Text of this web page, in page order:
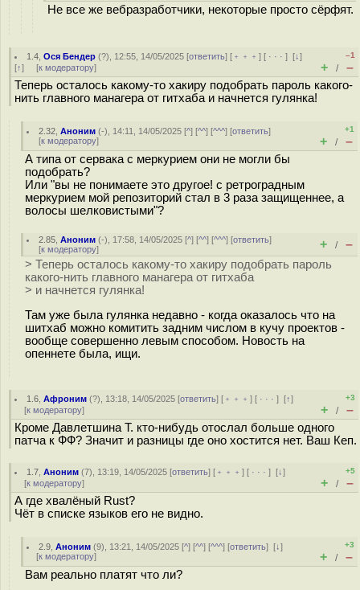
Не все же вебразработчики, некоторые просто сёрфят.
1.4 ,Ося Бендер (?), 12:55, 14/05/2025 [ответить] [ ﹢﹢﹢] [ · · ·][↓]
[↑] [к модератору]
–1
+ / –
Теперь осталось какому-то хакиру подобрать пароль какого-
нить главного манагера от гитхаба и начнется гулянка!
2.32 ,Аноним (-), 14:11, 14/05/2025 [^] [^^] [^^^] [ответить]
[к модератору]
+1
+ / –
А типа от сервака с меркурием они не могли бы
подобрать?
Или "вы не понимаете это другое! с ретроградным
меркурием мой репозиторий стал в 3 раза защищеннее, а
волосы шелковистыми"?
2.85 ,Аноним (-), 17:58, 14/05/2025 [^] [^^] [^^^] [ответить]
[к модератору] + / –
> Теперь осталось какому-то хакиру подобрать пароль
какого-нить главного манагера от гитхаба
> и начнется гулянка!
Там уже была гулянка недавно - когда оказалось что на
шитхаб можно комитить задним числом в кучу проектов -
вообще совершенно левым способом. Новость на
опеннете была, ищи.
1.6 ,Афроним (?), 13:18, 14/05/2025 [ответить] [ ﹢﹢﹢] [ · · ·][↑]
[к модератору]
+3
+ / –
Кроме Давлетшина Т. кто-нибудь отослал больше одного
патча к ФФ? Значит и разницы где оно хостится нет. Ваш Кеп.
1.7 ,Аноним (7), 13:19, 14/05/2025 [ответить] [ ﹢﹢﹢] [ · · ·][↓]
[к модератору]
+5
+ / –
А где хвалёный Rust?
Чёт в списке языков его не видно.
2.9 ,Аноним (9), 13:21, 14/05/2025 [^] [^^] [^^^] [ответить][↓]
[к модератору]
+3
+ / –
Вам реально платят что ли?